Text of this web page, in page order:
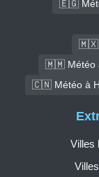
🇪🇬
🇲🇽
🇲🇲 Météo
🇨🇳 Météo à
Villes